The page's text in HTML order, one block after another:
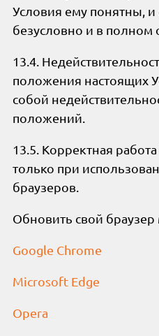
Условия ему понятны,
безусловно и в полном
13.4.
положения настоящих
собой
положений.
13.5. Корректная
только при
браузеров.
Обновить свой
Google Chrome
Microsoft Edge
Opera